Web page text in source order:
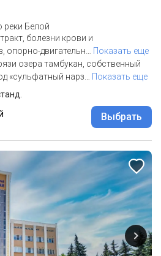
реки Белой
болезни крови и
опорно-двигательн
Показать еще
озера тамбукан, собственный
«сульфатный нарз
Показать еще
Выбрать